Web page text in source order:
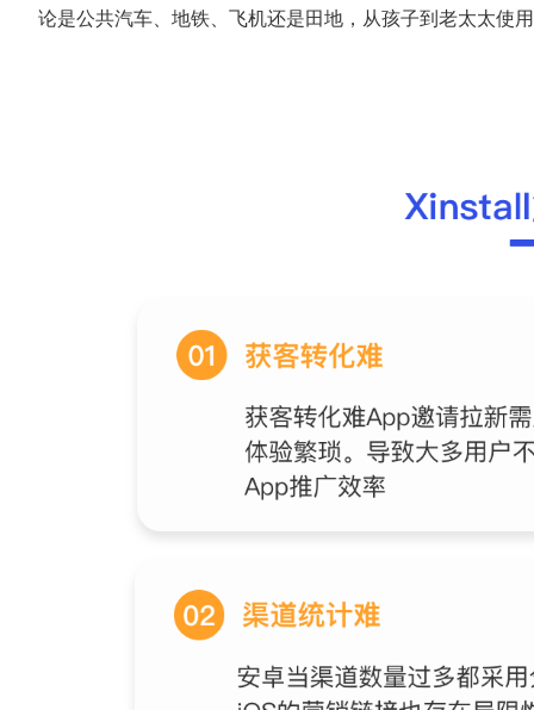
论是公共汽车、地铁、飞机还是田地，从孩子到老太太使